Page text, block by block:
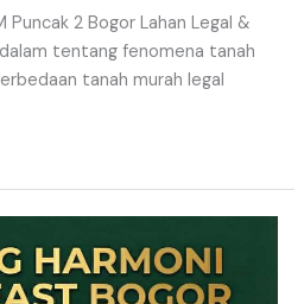
Puncak 2 Bogor Lahan Legal &
tentang fenomena tanah
tanah murah legal